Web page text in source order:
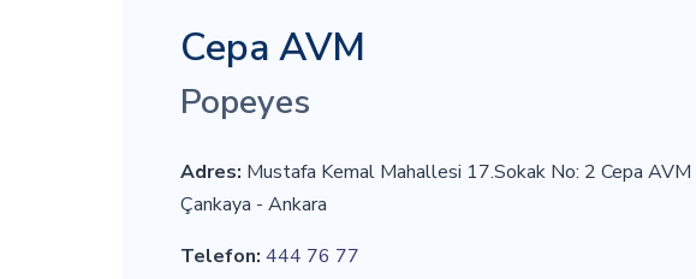
Cepa AVM
Popeyes
Adres: Mustafa Kemal Mahallesi 17.Sokak No: 2 Cepa AVM
Çankaya - Ankara
Telefon: 444 76 77